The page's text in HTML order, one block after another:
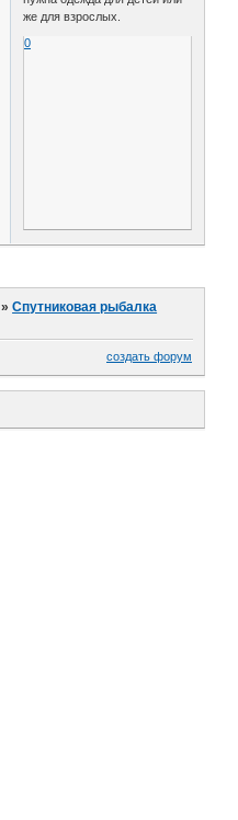
же для взрослых.
0
»Спутниковая рыбалка
создать форум